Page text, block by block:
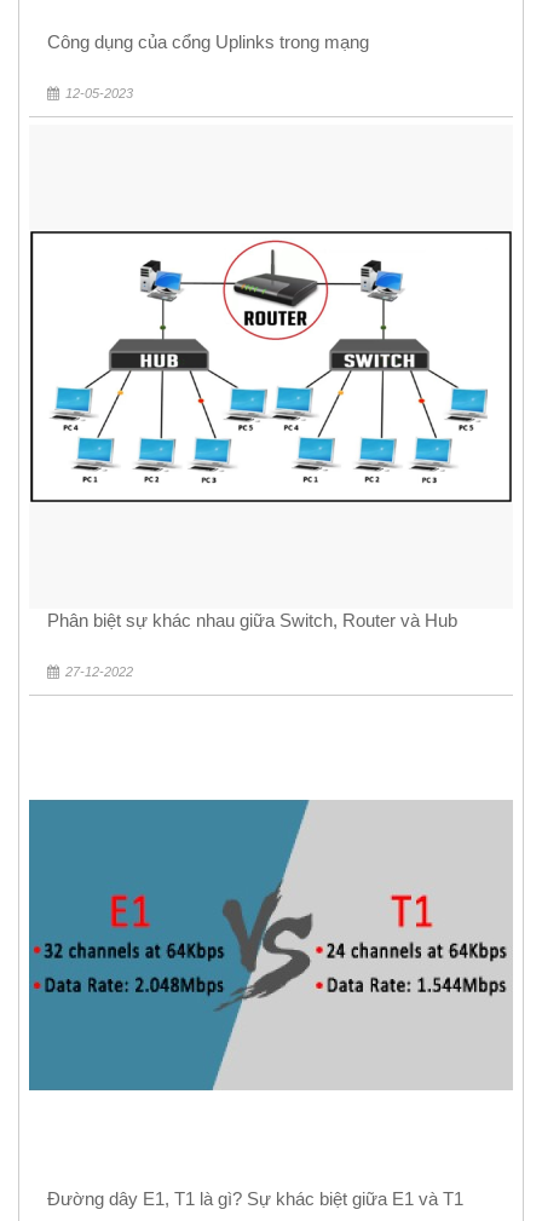
Công dụng của cổng Uplinks trong mạng
12-05-2023
Phân biệt sự khác nhau giữa Switch, Router và Hub
27-12-2022
Đường dây E1, T1 là gì? Sự khác biệt giữa E1 và T1